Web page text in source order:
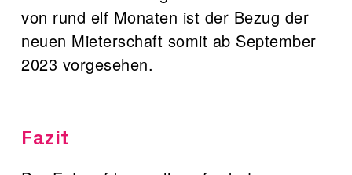
von rund elf Monaten ist der Bezug der
neuen Mieterschaft somit ab September
2023 vorgesehen.
Fazit